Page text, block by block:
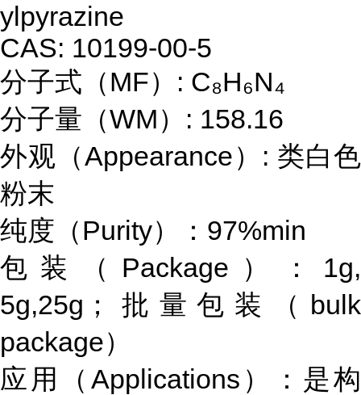
ylpyrazine
CAS: 10199-00-5
分子式（MF）: C₈H₆N₄
分子量（WM）: 158.16
外观（Appearance）: 类白色
粉末
纯度（Purity）：97%min
包装（Package）：1g,
5g,25g；批量包装（bulk
package）
应用（Applications）：是构